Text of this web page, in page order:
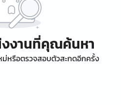
งานที่คุณค้นหา
ม่หรือตรวจสอบตัวสะกดอีกครั้ง